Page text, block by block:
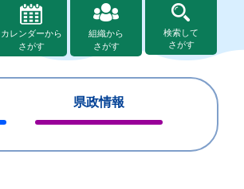
カレンダーから
さがす
組織から
さがす
検索して
さがす
県政情報
じ